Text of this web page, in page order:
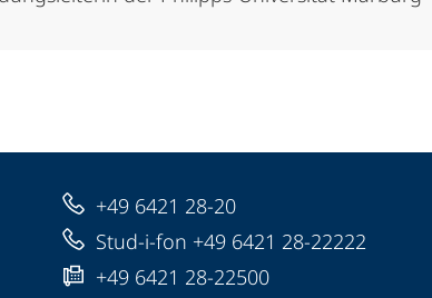
+49 6421 28-20
Stud-i-fon +49 6421 28-22222
+49 6421 28-22500